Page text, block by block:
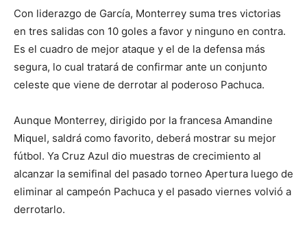
Con liderazgo de García, Monterrey suma tres victorias
en tres salidas con 10 goles a favor y ninguno en contra.
Es el cuadro de mejor ataque y el de la defensa más
segura, lo cual tratará de confirmar ante un conjunto
celeste que viene de derrotar al poderoso Pachuca.
Aunque Monterrey, dirigido por la francesa Amandine
Miquel, saldrá como favorito, deberá mostrar su mejor
fútbol. Ya Cruz Azul dio muestras de crecimiento al
alcanzar la semifinal del pasado torneo Apertura luego de
eliminar al campeón Pachuca y el pasado viernes volvió a
derrotarlo.